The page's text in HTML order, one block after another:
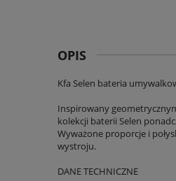
OPIS
Kfa Selen bateria
Inspirowany
kolekcji baterii Selen
Wyważone proporcje i
wystroju.
DANE TECHNICZNE